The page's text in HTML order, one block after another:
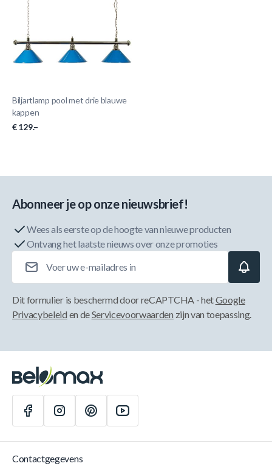
Biljartlamp pool met drie blauwe
kappen
€ 129.–
Abonneer je op onze nieuwsbrief!
Wees als eerste op de hoogte van nieuwe producten
Ontvang het laatste nieuws over onze promoties
Dit formulier is beschermd door reCAPTCHA - hetGoogle
Privacybeleid en deServicevoorwaarden zijn van toepassing.
Contactgegevens